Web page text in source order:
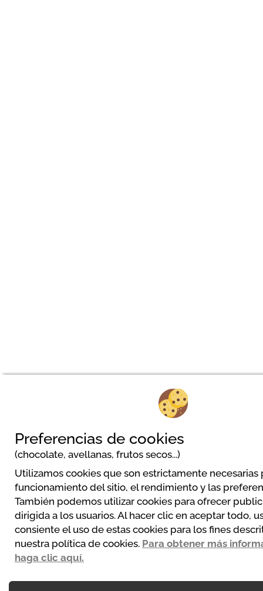
Preferencias de cookies
(chocolate, avellanas, frutos secos...)
Utilizamos cookies que son estrictamente necesarias
funcionamiento del sitio, el rendimiento y las
También podemos utilizar cookies para ofrecer
dirigida a los usuarios. Al hacer clic en aceptar todo,
consiente el uso de estas cookies para los fines
nuestra política de cookies. Para obtener más
haga clic aquí.